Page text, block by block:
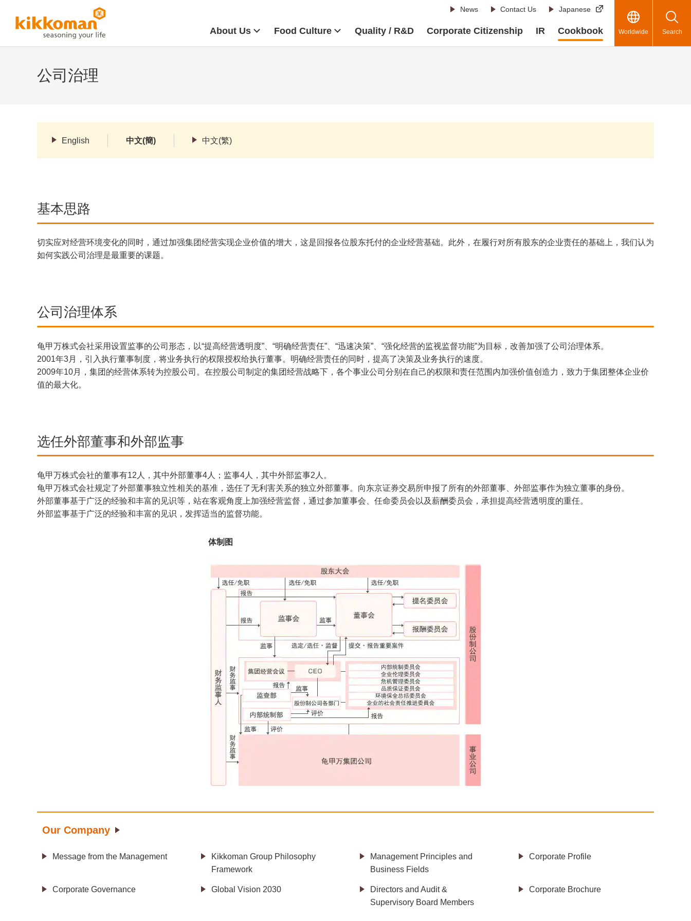
News Contact Us Japanese
About Us Food Culture Quality / R&D Corporate Citizenship IR Cookbook Worldwide Search
公司治理
English 中文(簡) 中文(繁)
基本思路
切实应对经营环境变化的同时，通过加强集团经营实现企业价值的增大，这是回报各位股东托付的企业经营基础。此外，在履行对所有股东的企业责任的基础上，我们认为
如何实践公司治理是最重要的课题。
公司治理体系
龟甲万株式会社采用设置监事的公司形态，以“提高经营透明度”、“明确经营责任”、“迅速决策”、“强化经营的监视监督功能”为目标，改善加强了公司治理体系。
2001年3月，引入执行董事制度，将业务执行的权限授权给执行董事。明确经营责任的同时，提高了决策及业务执行的速度。
2009年10月，集团的经营体系转为控股公司。在控股公司制定的集团经营战略下，各个事业公司分别在自己的权限和责任范围内加强价值创造力，致力于集团整体企业价
值的最大化。
选任外部董事和外部监事
龟甲万株式会社的董事有12人，其中外部董事4人；监事4人，其中外部监事2人。
龟甲万株式会社规定了外部董事独立性相关的基准，选任了无利害关系的独立外部董事。向东京证券交易所申报了所有的外部董事、外部监事作为独立董事的身份。
外部董事基于广泛的经验和丰富的见识等，站在客观角度上加强经营监督，通过参加董事会、任命委员会以及薪酬委员会，承担提高经营透明度的重任。
外部监事基于广泛的经验和丰富的见识，发挥适当的监督功能。
体制图
Our Company
Message from the Management
Kikkoman Group Philosophy
Framework
Management Principles and
Business Fields
Corporate Profile
Corporate Governance Global Vision 2030
Directors and Audit &
Supervisory Board Members
Corporate Brochure